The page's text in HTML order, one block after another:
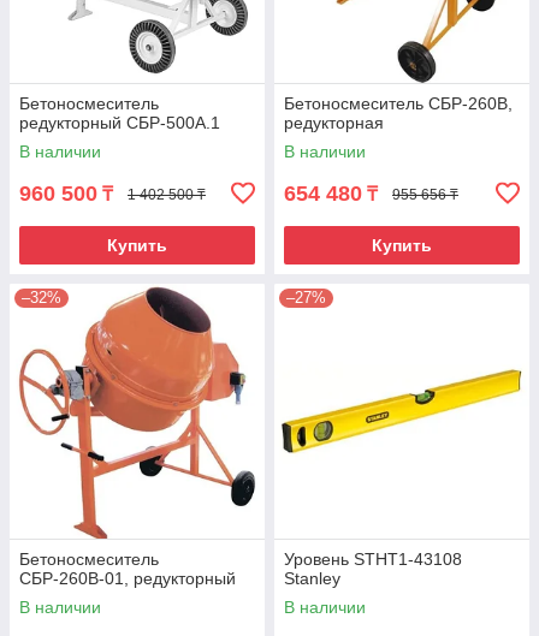
Бетоносмеситель
редукторный СБР-500А.1
В наличии
960 500 ₸ 1 402 500 ₸
Купить
Бетоносмеситель СБР-260В,
редукторная
В наличии
654 480 ₸ 955 656 ₸
Купить
–32%
Бетоносмеситель
СБР-260В-01, редукторный
В наличии
–27%
Уровень STHT1-43108
Stanley
В наличии